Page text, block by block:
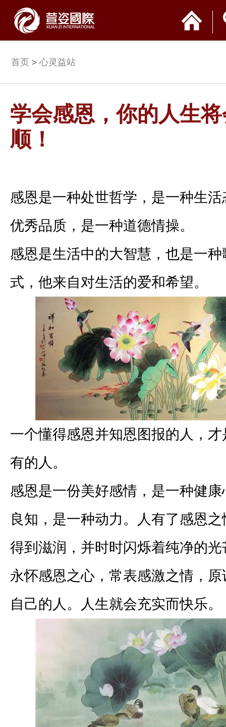
首页 > 心灵益站
学会感恩，你的人生
顺！
感恩是一种处世哲学，是一种生
优秀品质，是一种道德情操。
感恩是生活中的大智慧，也是一
式，他来自对生活的爱和希望。
一个懂得感恩并知恩图报的人，
有的人。
感恩是一份美好感情，是一种健
良知，是一种动力。人有了感恩
得到滋润，并时时闪烁着纯净的光
永怀感恩之心，常表感激之情，
自己的人。人生就会充实而快乐。